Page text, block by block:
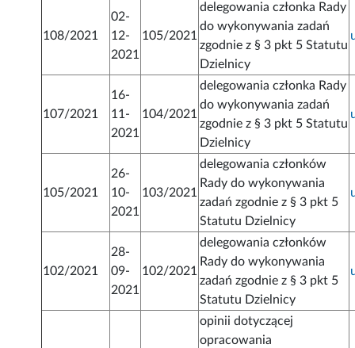
108/2021
02-
12-
2021
105/2021
delegowania członka Rady
do wykonywania zadań
zgodnie z § 3 pkt 5 Statutu
Dzielnicy
107/2021
16-
11-
2021
104/2021
delegowania członka Rady
do wykonywania zadań
zgodnie z § 3 pkt 5 Statutu
Dzielnicy
105/2021
26-
10-
2021
103/2021
delegowania członków
Rady do wykonywania
zadań zgodnie z § 3 pkt 5
Statutu Dzielnicy
102/2021
28-
09-
2021
102/2021
delegowania członków
Rady do wykonywania
zadań zgodnie z § 3 pkt 5
Statutu Dzielnicy
opinii dotyczącej
opracowania